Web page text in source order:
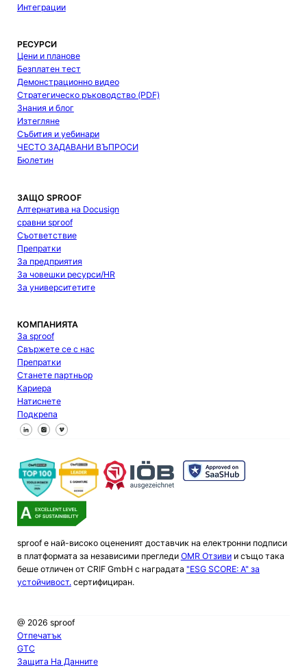
Интеграции
РЕСУРСИ
Цени и планове
Безплатен тест
Демонстрационно видео
Стратегическо ръководство (PDF)
Знания и блог
Изтегляне
Събития и уебинари
ЧЕСТО ЗАДАВАНИ ВЪПРОСИ
Бюлетин
ЗАЩО SPROOF
Алтернатива на Docusign
сравни sproof
Съответствие
Препратки
За предприятия
За човешки ресурси/HR
За университетите
КОМПАНИЯТА
За sproof
Свържете се с нас
Препратки
Станете партньор
Кариера
Натиснете
Подкрепа
Следвайте ни във Facebook
Следвайте ни в X
Следвайте ни в LinkedIn
sproof е най-високо оцененият доставчик на електронни подписи
в платформата за независими прегледи OMR Отзивии също така
беше отличен от CRIF GmbH с наградата "ESG SCORE: A" за
устойчивост.сертифициран.
@ 2026 sproof
Отпечатък
GTC
Защита На Данните